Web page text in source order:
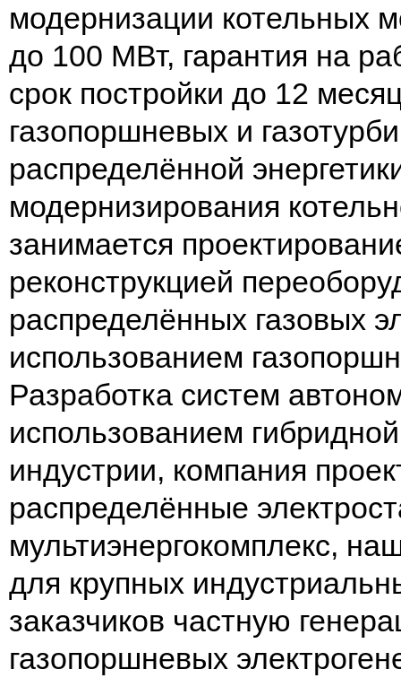
модернизации котельных
до 100 МВт, гарантия на
срок постройки до 12
газопоршневых и
распределённой
модернизирования
занимается
реконструкцией
распределённых газовых
использованием
Разработка систем
использованием
индустрии, компания
распределённые
мультиэнергокомплекс,
для крупных
заказчиков частную
газопоршневых